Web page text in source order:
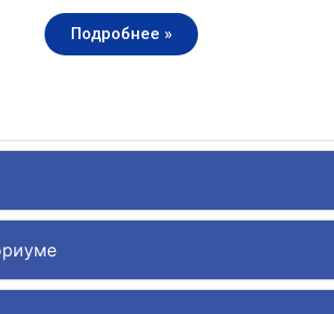
Подробнее »